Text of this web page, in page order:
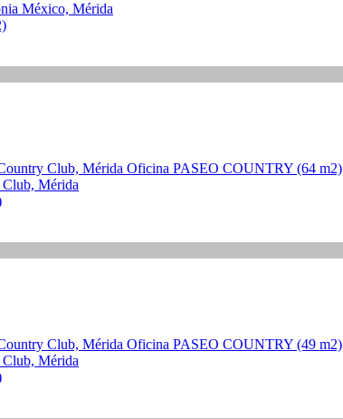
México, Mérida
Club, Mérida
Club, Mérida